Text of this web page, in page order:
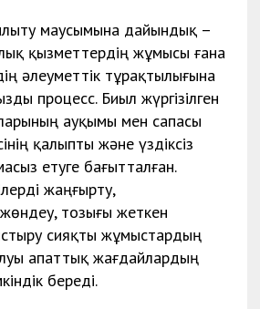
маусымына дайындық –
қызметтердің жұмысы ғана
әлеуметтік тұрақтылығына
процесс. Биыл жүргізілген
ауқымы мен сапасы
қалыпты және үздіксіз
етуге бағытталған.
жаңғырту,
тозығы жеткен
сияқты жұмыстардың
апаттық жағдайлардың
береді.